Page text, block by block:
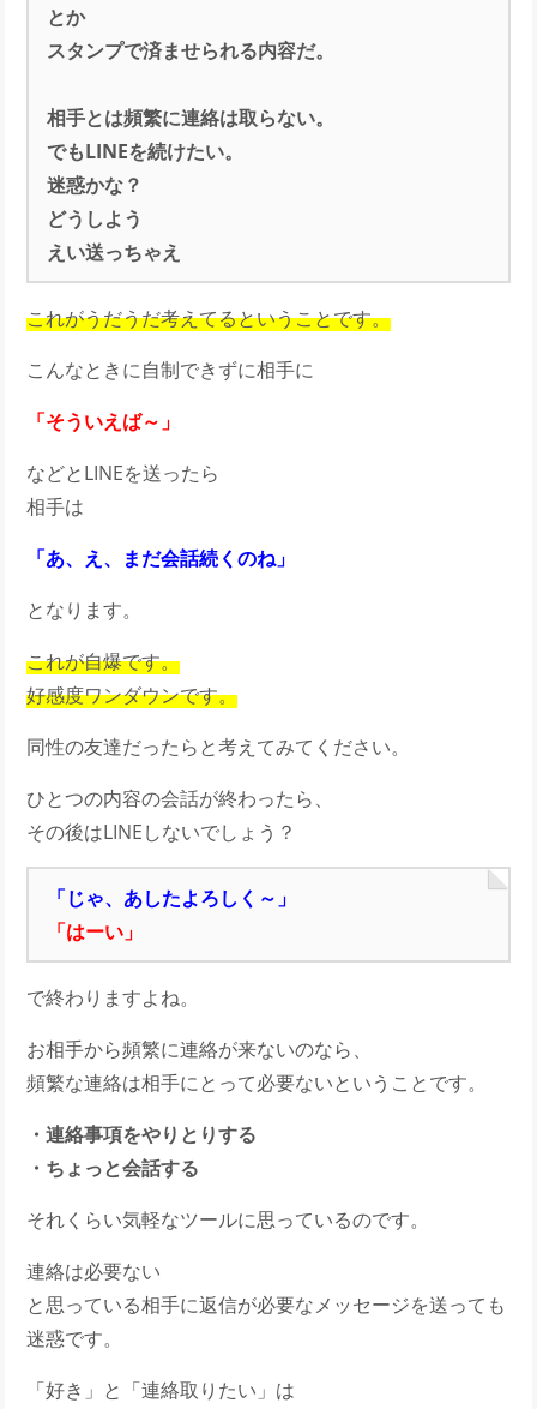
とか
スタンプで済ませられる内容だ。
相手とは頻繁に連絡は取らない。
でもLINEを続けたい。
迷惑かな？
どうしよう
えい送っちゃえ
これがうだうだ考えてるということです。
こんなときに自制できずに相手に
「そういえば～」
などとLINEを送ったら
相手は
「あ、え、まだ会話続くのね」
となります。
これが自爆です。
好感度ワンダウンです。
同性の友達だったらと考えてみてください。
ひとつの内容の会話が終わったら、
その後はLINEしないでしょう？
「じゃ、あしたよろしく～」
「はーい」
で終わりますよね。
お相手から頻繁に連絡が来ないのなら、
頻繁な連絡は相手にとって必要ないということです。
・連絡事項をやりとりする
・ちょっと会話する
それくらい気軽なツールに思っているのです。
連絡は必要ない
と思っている相手に返信が必要なメッセージを送っても
迷惑です。
「好き」と「連絡取りたい」は